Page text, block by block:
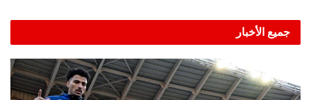
جميع الأخبار